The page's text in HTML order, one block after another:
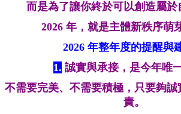
而是為了讓你終於可以創造屬於
2026 年，就是主體新秩序萌
2026 年整年度的提醒與
1. 誠實與承接，是今年唯
不需要完美、不需要積極，只要夠誠
責。